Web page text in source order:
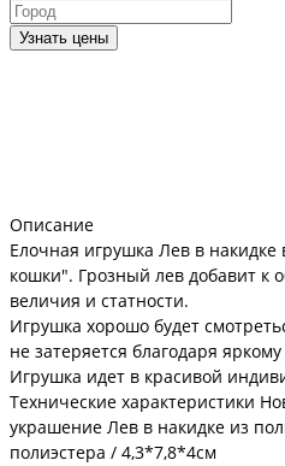
Узнать цены
Описание
Елочная игрушка Лев в
кошки". Грозный лев добавит к
величия и статности.
Игрушка хорошо будет
не затеряется благодаря
Игрушка идет в красивой
Технические характеристики
украшение Лев в накидке из
полиэстера / 4,3*7,8*4см